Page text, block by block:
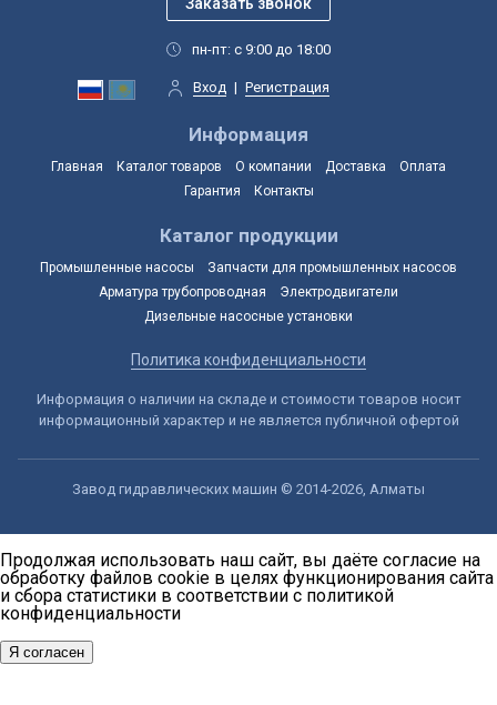
пн-пт: с 9:00 до 18:00
Вход | Регистрация
Информация
Главная Каталог товаров О компании Доставка
Оплата
Гарантия
Контакты
Каталог продукции
Промышленные насосы
Запчасти для промышленных насосов
Арматура трубопроводная
Электродвигатели
Дизельные насосные установки
Политика конфиденциальности
Информация о наличии на складе и стоимости товаров носит
информационный характер и не является публичной офертой
Завод гидравлических машин © 2014-2026, Алматы
Продолжая использовать наш сайт, вы даёте согласие на
обработку файлов cookie в целях функционирования сайта
и сбора статистики в соответствии с политикой
конфиденциальности
Я согласен